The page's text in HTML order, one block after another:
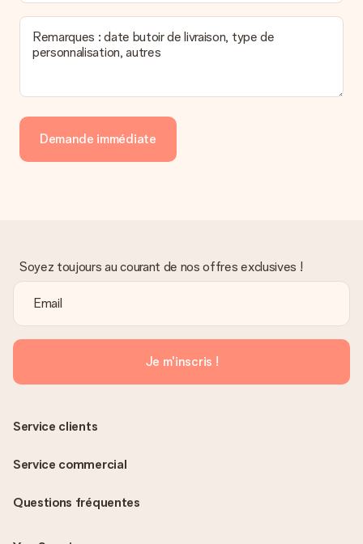
Remarques : date butoir de livraison, type de
personnalisation, autres
Demande immédiate
Soyez toujours au courant de nos offres exclusives !
Je m'inscris !
Questions fréquentes
Service clients
Service commercial